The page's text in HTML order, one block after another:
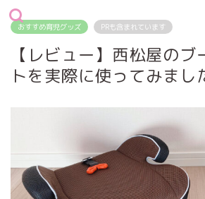
おすすめ育児グッズ PRも含まれています
【レビュー】西松屋のブ
トを実際に使ってみまし